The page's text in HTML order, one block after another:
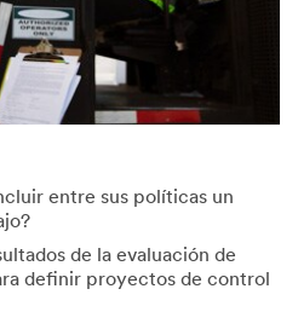
entre sus políticas un
de la evaluación de
definir proyectos de control